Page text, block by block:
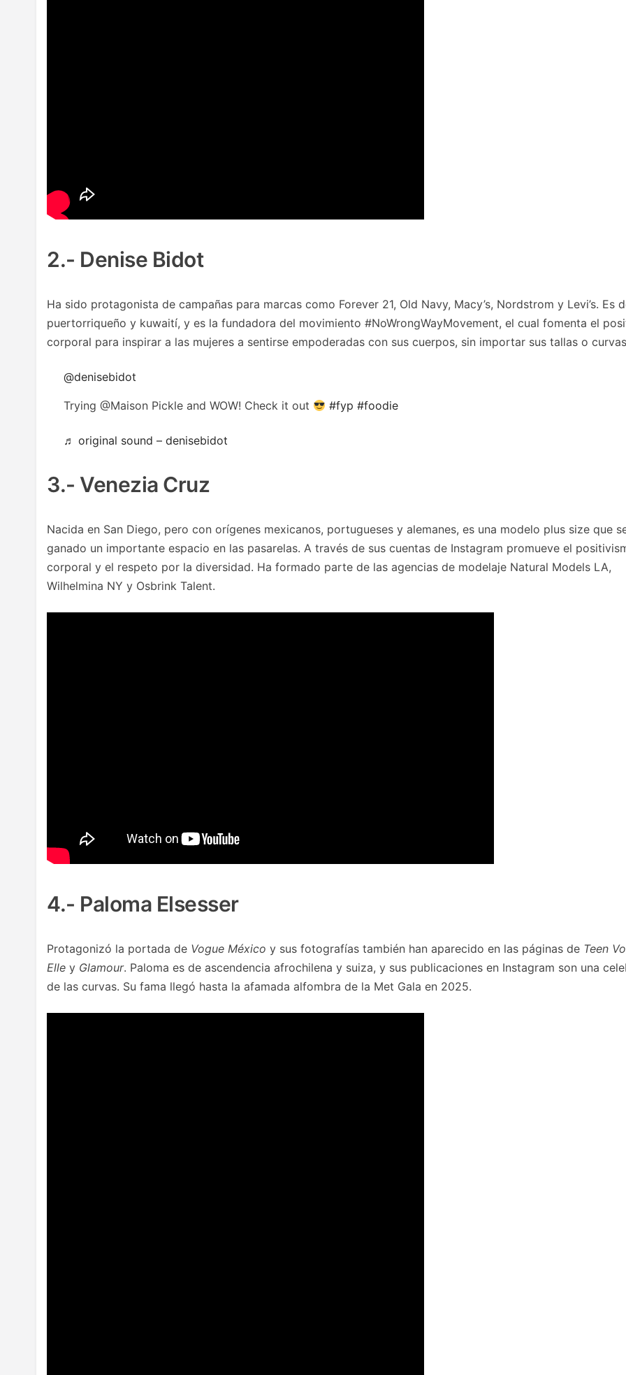
2.- Denise Bidot
Ha sido protagonista de campañas para marcas como Forever 21, Old Navy, Macy’s, Nordstrom y Levi’s. Es
puertorriqueño y kuwaití, y es la fundadora del movimiento #NoWrongWayMovement, el cual fomenta el
corporal para inspirar a las mujeres a sentirse empoderadas con sus cuerpos, sin importar sus tallas o
@denisebidot
Trying @Maison Pickle and WOW! Check it out #fyp #foodie
♬ original sound – denisebidot
3.- Venezia Cruz
Nacida en San Diego, pero con orígenes mexicanos, portugueses y alemanes, es una modelo plus size que
ganado un importante espacio en las pasarelas. A través de sus cuentas de Instagram promueve el
corporal y el respeto por la diversidad. Ha formado parte de las agencias de modelaje Natural Models LA,
Wilhelmina NY y Osbrink Talent.
4.- Paloma Elsesser
Protagonizó la portada de Vogue México y sus fotografías también han aparecido en las páginas de Teen
Elle y Glamour. Paloma es de ascendencia afrochilena y suiza, y sus publicaciones en Instagram son una
de las curvas. Su fama llegó hasta la afamada alfombra de la Met Gala en 2025.